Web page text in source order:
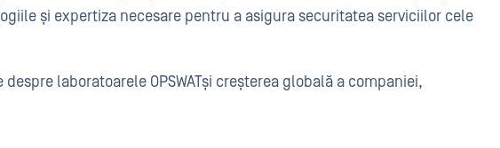
și expertiza necesare pentru a asigura securitatea serviciilor cele
laboratoarele OPSWATși creșterea globală a companiei,